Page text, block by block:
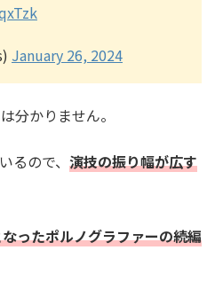
January 26, 2024
分かりません。
るので、 演技の振り幅が広す
ったポルノグラファーの続編